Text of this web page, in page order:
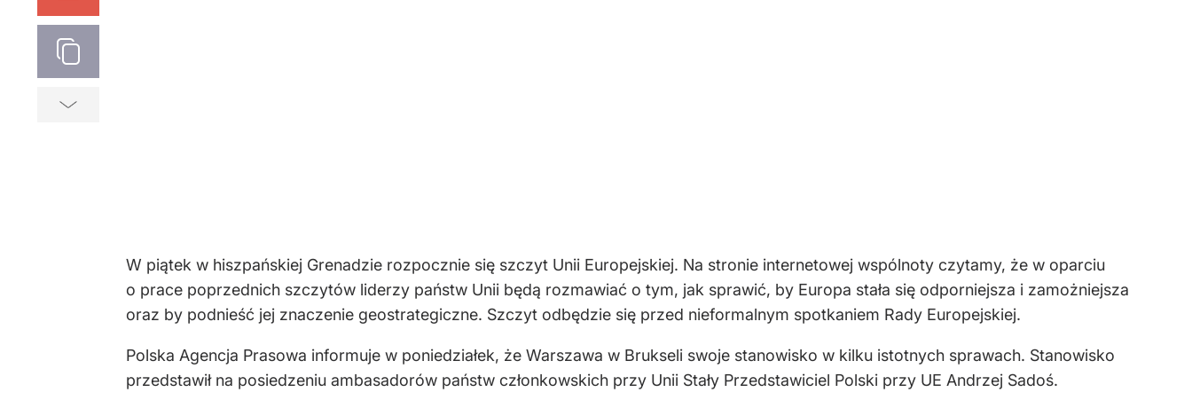
W piątek w hiszpańskiej Grenadzie rozpocznie się szczyt Unii Europejskiej. Na stronie internetowej wspólnoty czytamy, że w oparciu
o prace poprzednich szczytów liderzy państw Unii będą rozmawiać o tym, jak sprawić, by Europa stała się odporniejsza i zamożniejsza
oraz by podnieść jej znaczenie geostrategiczne. Szczyt odbędzie się przed nieformalnym spotkaniem Rady Europejskiej.
Polska Agencja Prasowa informuje w poniedziałek, że Warszawa w Brukseli swoje stanowisko w kilku istotnych sprawach. Stanowisko
przedstawił na posiedzeniu ambasadorów państw członkowskich przy Unii Stały Przedstawiciel Polski przy UE Andrzej Sadoś.